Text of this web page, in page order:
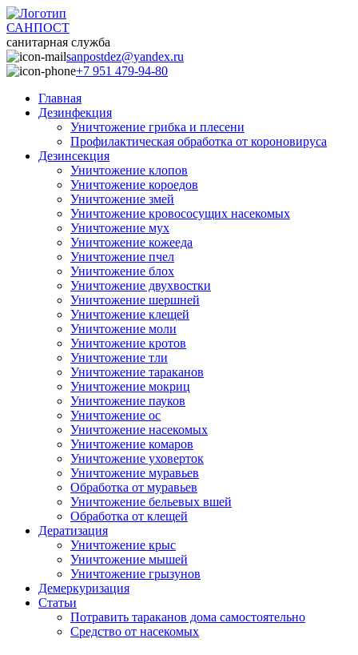
САНПОСТ
санитарная служба
sanpostdez@yandex.ru
+7 951 479-94-80
Главная
Дезинфекция
Уничтожение грибка и плесени
Профилактическая обработка от короновируса
Дезинсекция
Уничтожение клопов
Уничтожение короедов
Уничтожение змей
Уничтожение кровососущих насекомых
Уничтожение мух
Уничтожение кожееда
Уничтожение пчел
Уничтожение блох
Уничтожение двухвостки
Уничтожение шершней
Уничтожение клещей
Уничтожение моли
Уничтожение кротов
Уничтожение тли
Уничтожение тараканов
Уничтожение мокриц
Уничтожение пауков
Уничтожение ос
Уничтожение насекомых
Уничтожение комаров
Уничтожение уховерток
Уничтожение муравьев
Обработка от муравьев
Уничтожение бельевых вшей
Обработка от клещей
Дератизация
Уничтожение крыс
Уничтожение мышей
Уничтожение грызунов
Демеркуризация
Статьи
Потравить тараканов дома самостоятельно
Средство от насекомых